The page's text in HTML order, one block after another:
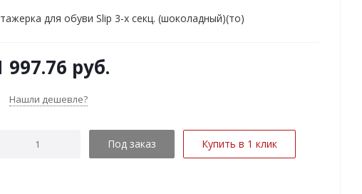
для обуви Slip 3-х секц. (шоколадный)(то)
997.76 руб.
Нашли дешевле?
Под заказ Купить в 1 клик